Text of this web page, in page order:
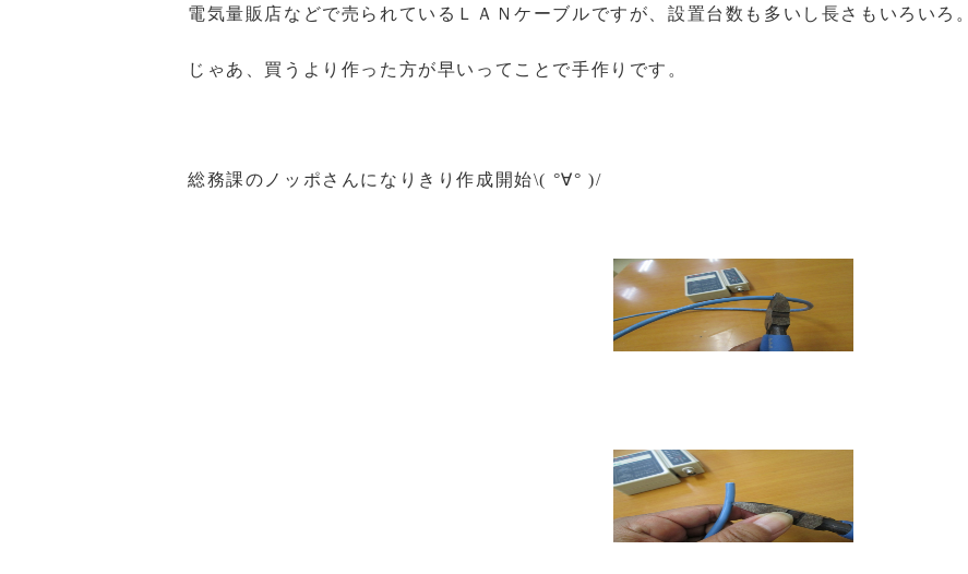
電気量販店などで売られているＬＡＮケーブルですが、設置台数も多いし長さもいろいろ。
じゃあ、買うより作った方が早いってことで手作りです。
総務課のノッポさんになりきり作成開始\( °∀° )/